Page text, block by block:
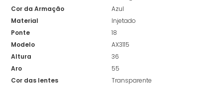
Cor da Armação
Azul
Material
Injetado
Ponte
18
Modelo
AX3115
Altura
36
Aro
55
Cor das lentes
Transparente